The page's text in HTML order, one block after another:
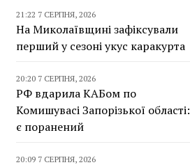
21:22 7 СЕРПНЯ, 2026
На Миколаївщині зафіксували
перший у сезоні укус каракурта
20:20 7 СЕРПНЯ, 2026
РФ вдарила КАБом по
Комишувасі Запорізької області:
є поранений
20:09 7 СЕРПНЯ, 2026